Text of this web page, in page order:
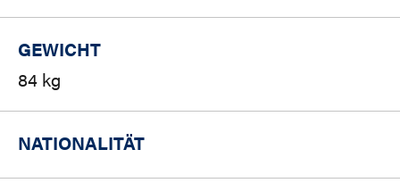
GEWICHT
84 kg
NATIONALITÄT